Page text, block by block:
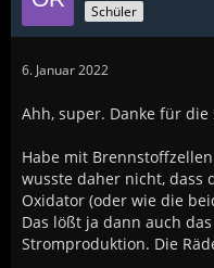
Schüler
6. Januar 2022
Ahh, super. Danke für
Habe mit
wusste daher nicht, dass
Oxidator (oder wie die
Das lößt ja dann auch
Stromproduktion. Die